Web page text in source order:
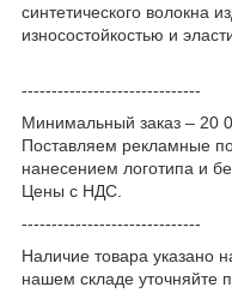
синтетического волокна
износостойкостью и
------------------------------
Минимальный заказ – 20
Поставляем рекламные
нанесением логотипа и
Цены с НДС.
------------------------------
Наличие товара указано
нашем складе уточняйте